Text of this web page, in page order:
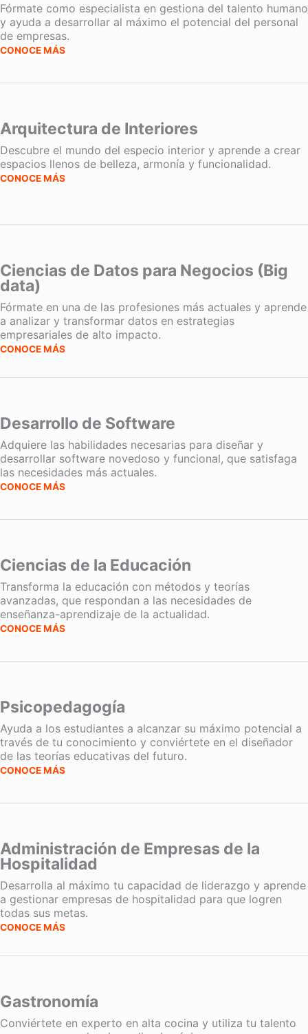
Fórmate como especialista en gestiona del talento humano
y ayuda a desarrollar al máximo el potencial del personal
de empresas.
CONOCE MÁS
Arquitectura de Interiores
Descubre el mundo del especio interior y aprende a crear
espacios llenos de belleza, armonía y funcionalidad.
CONOCE MÁS
Ciencias de Datos para Negocios (Big
data)
Fórmate en una de las profesiones más actuales y aprende
a analizar y transformar datos en estrategias
empresariales de alto impacto.
CONOCE MÁS
Desarrollo de Software
Adquiere las habilidades necesarias para diseñar y
desarrollar software novedoso y funcional, que satisfaga
las necesidades más actuales.
CONOCE MÁS
Ciencias de la Educación
Transforma la educación con métodos y teorías
avanzadas, que respondan a las necesidades de
enseñanza-aprendizaje de la actualidad.
CONOCE MÁS
Psicopedagogía
Ayuda a los estudiantes a alcanzar su máximo potencial a
través de tu conocimiento y conviértete en el diseñador
de las teorías educativas del futuro.
CONOCE MÁS
Administración de Empresas de la
Hospitalidad
Desarrolla al máximo tu capacidad de liderazgo y aprende
a gestionar empresas de hospitalidad para que logren
todas sus metas.
CONOCE MÁS
Gastronomía
Conviértete en experto en alta cocina y utiliza tu talento